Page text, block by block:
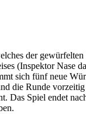
der
(Inspektor Nase
sich fünf neue
die Runde
Das Spiel endet